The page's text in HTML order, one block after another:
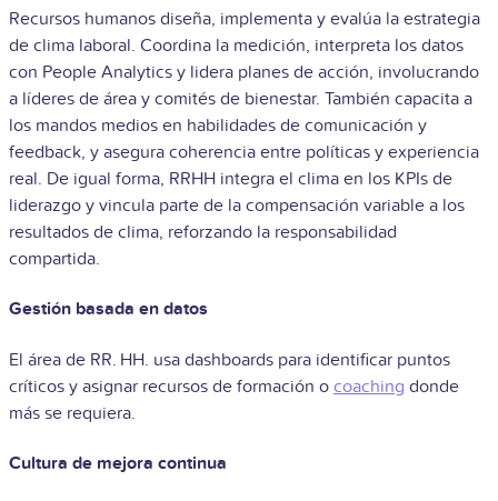
Recursos humanos diseña, implementa y evalúa la estrategia
de clima laboral. Coordina la medición, interpreta los datos
con People Analytics y lidera planes de acción, involucrando
a líderes de área y comités de bienestar. También capacita a
los mandos medios en habilidades de comunicación y
feedback, y asegura coherencia entre políticas y experiencia
real. De igual forma, RRHH integra el clima en los KPIs de
liderazgo y vincula parte de la compensación variable a los
resultados de clima, reforzando la responsabilidad
compartida.
Gestión basada en datos
El área de RR. HH. usa dashboards para identificar puntos
críticos y asignar recursos de formación o coaching donde
más se requiera.
Cultura de mejora continua